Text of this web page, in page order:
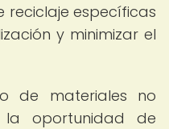
reciclaje específicas
y minimizar el
de materiales no
la oportunidad de